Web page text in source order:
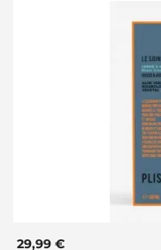
29,99 €